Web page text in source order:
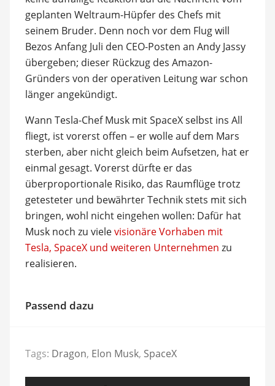
geplanten Weltraum-Hüpfer des Chefs mit
seinem Bruder. Denn noch vor dem Flug will
Bezos Anfang Juli den CEO-Posten an Andy Jassy
übergeben; dieser Rückzug des Amazon-
Gründers von der operativen Leitung war schon
länger angekündigt.
Wann Tesla-Chef Musk mit SpaceX selbst ins All
fliegt, ist vorerst offen – er wolle auf dem Mars
sterben, aber nicht gleich beim Aufsetzen, hat er
einmal gesagt. Vorerst dürfte er das
überproportionale Risiko, das Raumflüge trotz
getesteter und bewährter Technik stets mit sich
bringen, wohl nicht eingehen wollen: Dafür hat
Musk noch zu vielevisionäre Vorhaben mit
Tesla, SpaceX und weiteren Unternehmen zu
realisieren.
Passend dazu
Tags: Dragon, Elon Musk, SpaceX